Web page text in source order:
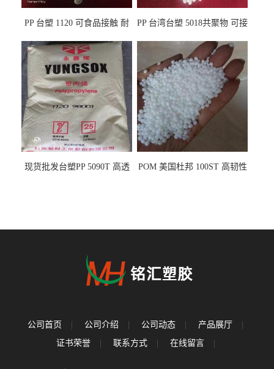
PP 台塑 1120 可食品接触 耐
PP 台湾台塑 5018共聚物 可接
现货批发台塑PP 5090T 高透
POM 美国杜邦 100ST 高韧性
公司首页 | 公司介绍 | 公司动态 | 产品展厅
|
证书荣誉
| 联系方式 | 在线留言 |